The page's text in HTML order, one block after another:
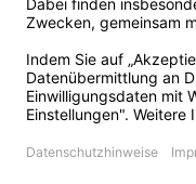
2026 Streit Service &